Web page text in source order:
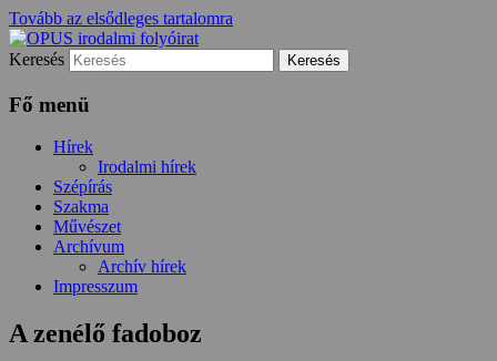
Tovább az elsődleges tartalomra
OPUS irodalmi folyóirat
irodalom és művészet
Keresés
Fő menü
Hírek
Irodalmi hírek
Szépírás
Szakma
Művészet
Archívum
Archív hírek
Impresszum
A zenélő fadoboz